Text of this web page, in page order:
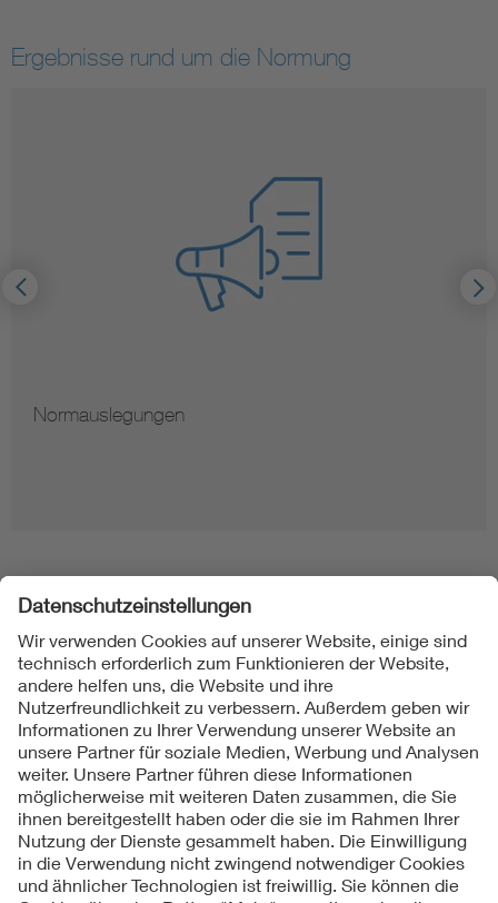
Ergebnisse rund um die Normung
Normauslegungen
Folgen Sie uns
Kontakt